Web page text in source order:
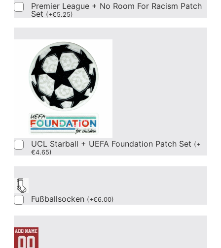
Premier League + No Room For Racism Patch
Set (+€5.25)
UCL Starball + UEFA Foundation Patch Set (+
€4.65)
Fußballsocken (+€6.00)